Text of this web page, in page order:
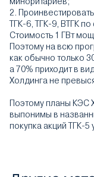
2.
ТГК-6, ТГК-9, ВТГК
Стоимость 1 ГВт
Поэтому на всю
как обычно только
а 70% приходит в
Холдинга не
Поэтому планы КЭС
выпонимы в
покупка акций ТГК-